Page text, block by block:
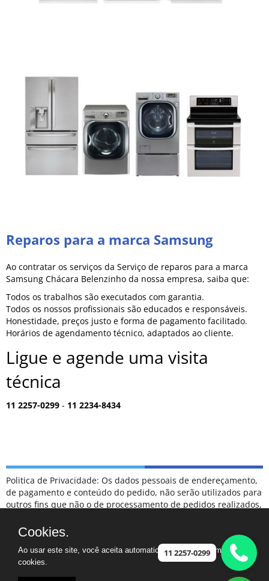
Reparos para a marca Samsung
Ao contratar os serviços da Serviço de reparos para a marca
Samsung Chácara Belenzinho da nossa empresa, saiba que:
Todos os trabalhos são executados com garantia.
Todos os nossos profissionais são educados e responsáveis.
Honestidade, preços justo e forma de pagamento facilitado.
Horários de agendamento técnico, adaptados ao cliente.
Ligue e agende uma visita
técnica
11 2257-0299 - 11 2234-8434
Politica de Privacidade: Os dados pessoais de endereçamento,
de pagamento e conteúdo do pedido, não serão utilizados para
outros fins que não o de processamento de pedidos realizados,
para terceiros em hipótese alguma.
ESCLARECIMENTOS: NÃO FAZEMOS PARTE DA RELAÇÃO DE
POSTOS DE ATENDIMENTO CREDENCIADOS COMO
AUTORIZADOS DA MARCA SAMSUNG.
CASO TENHA UM ELETRODOMÉSTICO FORA DA GARANTIA,
11 2257-0299
Cookies.
Ao usar este site, você aceita automaticamente que usamos
cookies.